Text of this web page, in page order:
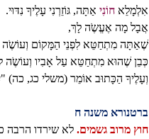
אִלְמָלֵא חוֹנִי אַתָּה, גּוֹזֵרְנִי עָלֶיךָ נִדּוּי.
אֲבָל מָה אֶעֱשֶֹה לָךְ,
שֶׁאַתָּה מִתְחַטֵּא לִפְנֵי הַמָּקוֹם וְעוֹשֶֹה
כְּבֵן שֶׁהוּא מִתְחַטֵּא עַל אָבִיו וְעוֹשֶֹה
וְעָלֶיךָ הַכָּתוּב אוֹמֵר (משלי כג, כה)
ברטנורא משנה ח
חוץ מרוב גשמים. לא שירדו הרבה